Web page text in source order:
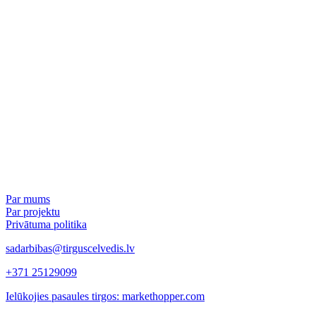
Par mums
Par projektu
Privātuma politika
sadarbibas@tirguscelvedis.lv
+371 25129099
Ielūkojies pasaules tirgos: markethopper.com